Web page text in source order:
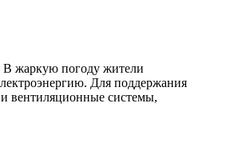
В жаркую погоду жители
Для поддержания
вентиляционные системы,